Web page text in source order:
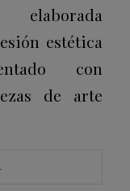
estética
con
de arte